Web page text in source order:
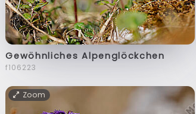
Gewöhnliches Alpenglöckchen
f106223
Zoom